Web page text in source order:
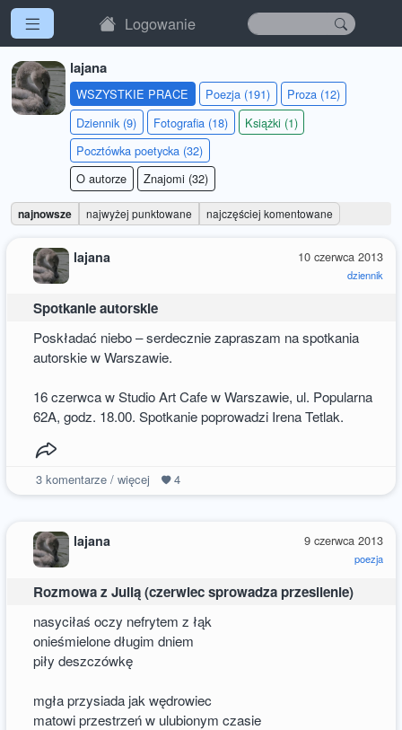
Logowanie
lajana
WSZYSTKIE PRACE Poezja (191)
Proza (12)
Dziennik (9)
Fotografia (18)
Książki (1)
Pocztówka poetycka (32)
O autorze
Znajomi (32)
najnowsze najwyżej punktowane najczęściej komentowane
10 czerwca 2013
dziennik
lajana
Spotkanie autorskie
Poskładać niebo – serdecznie zapraszam na spotkania
autorskie w Warszawie.
16 czerwca w Studio Art Cafe w Warszawie, ul. Popularna
62A, godz. 18.00. Spotkanie poprowadzi Irena Tetlak.
3komentarze / więcej 4
9 czerwca 2013
poezja
lajana
Rozmowa z Julią (czerwiec sprowadza przesilenie)
nasyciłaś oczy nefrytem z łąk
onieśmielone długim dniem
piły deszczówkę
mgła przysiada jak wędrowiec
matowi przestrzeń w ulubionym czasie